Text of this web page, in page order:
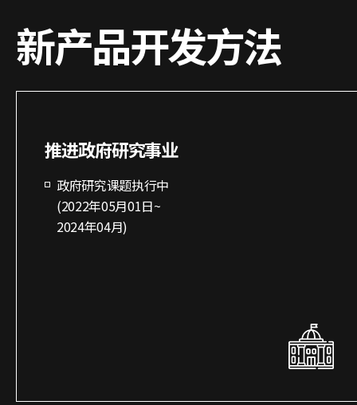
新产品开发方法
推进政府研究事业
政府研究课题执行中
(2022年05月01日~
2024年04月)